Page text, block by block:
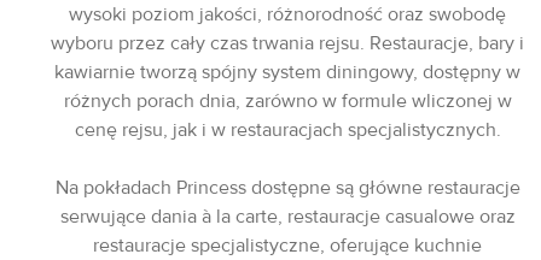
wysoki poziom jakości, różnorodność oraz swobodę
wyboru przez cały czas trwania rejsu. Restauracje, bary i
kawiarnie tworzą spójny system diningowy, dostępny w
różnych porach dnia, zarówno w formule wliczonej w
cenę rejsu, jak i w restauracjach specjalistycznych.
Na pokładach Princess dostępne są główne restauracje
serwujące dania à la carte, restauracje casualowe oraz
restauracje specjalistyczne, oferujące kuchnie